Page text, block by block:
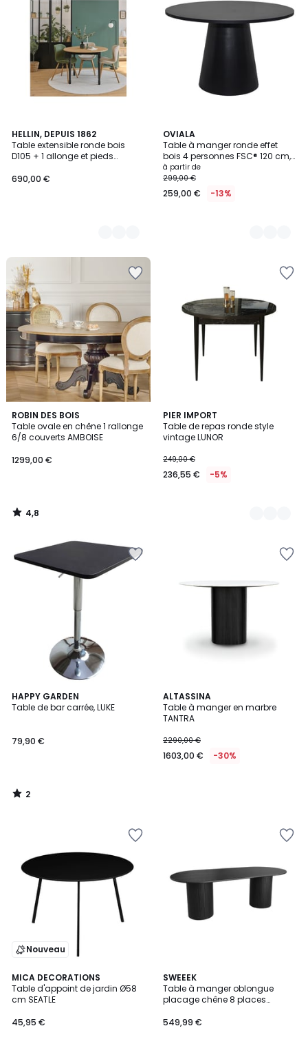
HELLIN, DEPUIS 1862
Table extensible ronde bois
D105 + 1 allonge et pieds
690,00 €
3
Couleurs
OVIALA
Table à manger ronde effet
bois 4 personnes FSC® 120 cm,
NOELIE
à partir de
299,00 €
259,00 € -13%
2
Couleurs
ROBIN DES BOIS
Table ovale en chêne 1 rallonge
6/8 couverts AMBOISE
1299,00 €
4,8
/ 5
4,8
/
PIER IMPORT
Table de repas ronde style
vintage LUNOR
249,00 €
236,55 € -5%
2
Couleurs
HAPPY GARDEN
Table de bar carrée, LUKE
79,90 €
2
/
2
/
ALTASSINA
Table à manger en marbre
TANTRA
2290,00 €
1603,00 € -30%
Nouveau
MICA DECORATIONS
Table d'appoint de jardin Ø58
cm SEATLE
45,95 €
2
Couleurs
SWEEEK
Table à manger oblongue
placage chêne 8 places
549,99 €
5
/
5
2
Couleurs